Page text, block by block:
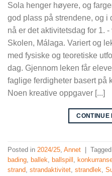
Sola henger høyere, og
god plass på strendene, og i
nå er det aktivitetsdag for 1.
Skolen, Málaga. Variert og
med fysiske og teoretiske
dag. Gjennom leken får
faglige ferdigheter basert på
Noen kreative oppgaver [...]
CONTINUE
Posted in 2024/25, Annet Tagged
bading, ballek, ballspill ,
strand, strandaktivitet, strandlek,